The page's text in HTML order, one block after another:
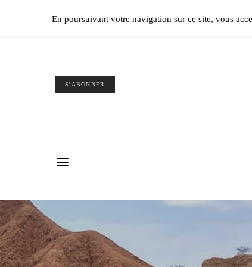
S'ABONNER
En poursuivant votre navigation sur ce site, vous